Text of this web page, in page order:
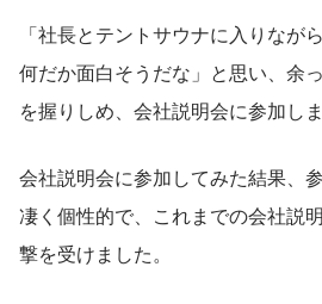
「社長とテントサウナに入りなが
何だか面白そうだな」と思い、余
を握りしめ、会社説明会に参加しま
会社説明会に参加してみた結果、
凄く個性的で、これまでの会社説
撃を受けました。